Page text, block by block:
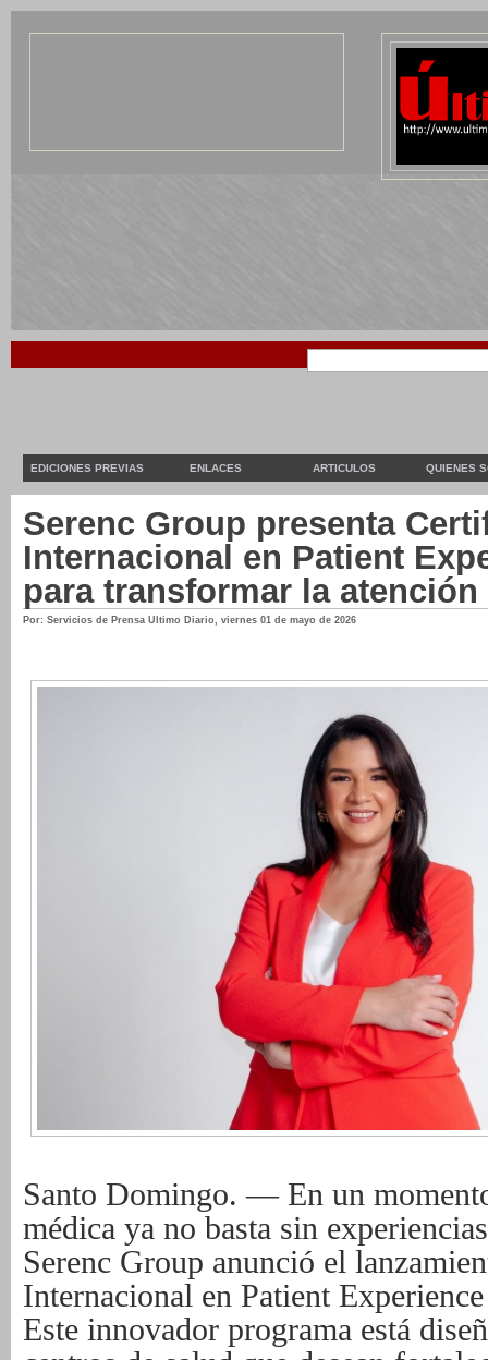
EDICIONES PREVIAS ENLACES ARTICULOS QUIENES
Serenc Group presenta
Internacional en Patient
para transformar la
Por: Servicios de Prensa Ultimo Diario, viernes 01 de mayo de 2026
Santo Domingo. — En un
médica ya no basta sin
Serenc Group anunció el
Internacional en Patient
Este innovador programa está